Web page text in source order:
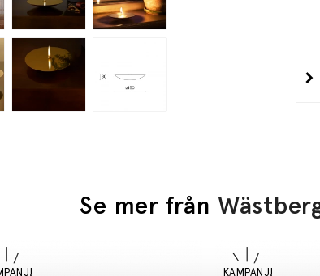
Se mer från